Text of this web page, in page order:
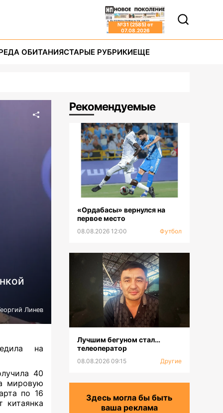
№31 (2585) от
07.08.2026
ОБИТАНИЯСТАРЫЕ РУБРИКИЕЩЕ
Линев
на
40
мировую
по 16
китаянка
Рекомендуемые
«Ордабасы» вернулся на
первое место
08.08.2026 12:00 Футбол
Лучшим бегуном стал…
телеоператор
08.08.2026 09:15 Другие
Здесь могла бы быть
ваша реклама